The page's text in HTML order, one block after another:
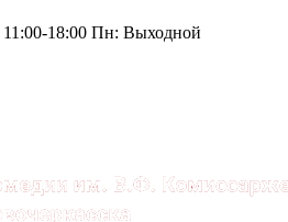
18:00 Пн: Выходной